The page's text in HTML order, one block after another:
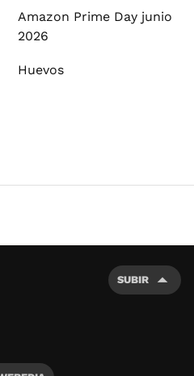
Amazon Prime Day junio
2026
Huevos
SUBIR